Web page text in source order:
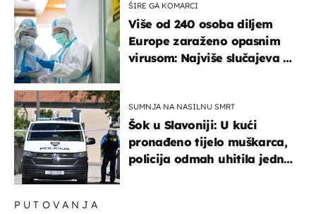
ŠIRE GA KOMARCI
Više od 240 osoba diljem
Europe zaraženo opasnim
virusom: Najviše slučajeva u
SUMNJA NA NASILNU SMRT
Šok u Slavoniji: U kući
pronađeno tijelo muškarca,
policija odmah uhitila jednu
PUTOVANJA